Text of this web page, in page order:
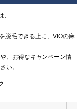
、
脱毛できる上に、VIOの麻
、お得なキャンペーン情
い。